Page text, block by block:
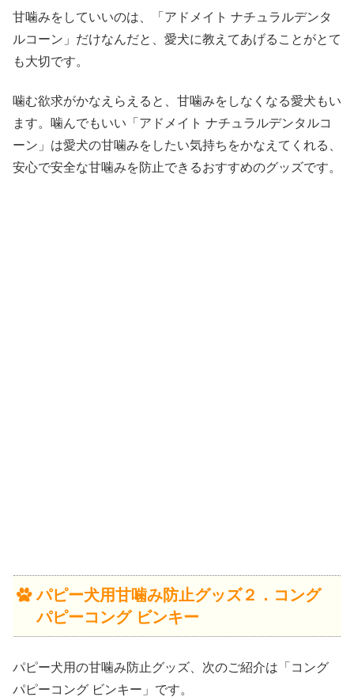
甘噛みをしていいのは、「アドメイト ナチュラルデンタ
ルコーン」だけなんだと、愛犬に教えてあげることがとて
も大切です。
噛む欲求がかなえらえると、甘噛みをしなくなる愛犬もい
ます。噛んでもいい「アドメイト ナチュラルデンタルコ
ーン」は愛犬の甘噛みをしたい気持ちをかなえてくれる、
安心で安全な甘噛みを防止できるおすすめのグッズです。
パピー犬用甘噛み防止グッズ２．コング
パピーコング ビンキー
パピー犬用の甘噛み防止グッズ、次のご紹介は「コング
パピーコング ビンキー」です。